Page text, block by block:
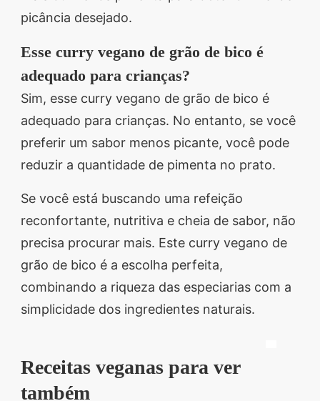
picância desejado.
Esse curry vegano de grão de bico é
adequado para crianças?
Sim, esse curry vegano de grão de bico é
adequado para crianças. No entanto, se você
preferir um sabor menos picante, você pode
reduzir a quantidade de pimenta no prato.
Se você está buscando uma refeição
reconfortante, nutritiva e cheia de sabor, não
precisa procurar mais. Este curry vegano de
grão de bico é a escolha perfeita,
combinando a riqueza das especiarias com a
simplicidade dos ingredientes naturais.
Receitas veganas para ver
também